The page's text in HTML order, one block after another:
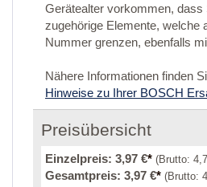
Gerätealter vorkommen, dass
zugehörige Elemente, welche
Nummer grenzen, ebenfalls
Nähere Informationen finden
Hinweise zu Ihrer BOSCH
Preisübersicht
Einzelpreis: 3,97 €* (Brutto:
Gesamtpreis: 3,97 €* (Brutto: